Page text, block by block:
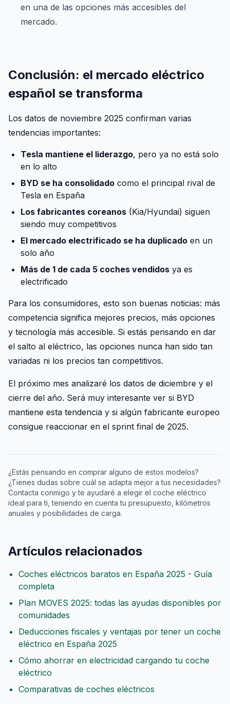
en una de las opciones más accesibles del
mercado.
Conclusión: el mercado eléctrico
español se transforma
Los datos de noviembre 2025 confirman varias
tendencias importantes:
Tesla mantiene el liderazgo, pero ya no está solo
en lo alto
BYD se ha consolidado como el principal rival de
Tesla en España
Los fabricantes coreanos (Kia/Hyundai) siguen
siendo muy competitivos
El mercado electrificado se ha duplicado en un
solo año
Más de 1 de cada 5 coches vendidos ya es
electrificado
Para los consumidores, esto son buenas noticias: más
competencia significa mejores precios, más opciones
y tecnología más accesible. Si estás pensando en dar
el salto al eléctrico, las opciones nunca han sido tan
variadas ni los precios tan competitivos.
El próximo mes analizaré los datos de diciembre y el
cierre del año. Será muy interesante ver si BYD
mantiene esta tendencia y si algún fabricante europeo
consigue reaccionar en el sprint final de 2025.
¿Estás pensando en comprar alguno de estos modelos?
¿Tienes dudas sobre cuál se adapta mejor a tus necesidades?
Contacta conmigo y te ayudaré a elegir el coche eléctrico
ideal para ti, teniendo en cuenta tu presupuesto, kilómetros
anuales y posibilidades de carga.
Artículos relacionados
Coches eléctricos baratos en España 2025 - Guía
completa
Plan MOVES 2025: todas las ayudas disponibles por
comunidades
Deducciones fiscales y ventajas por tener un coche
eléctrico en España 2025
Cómo ahorrar en electricidad cargando tu coche
eléctrico
Comparativas de coches eléctricos